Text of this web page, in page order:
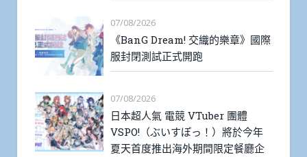
07/08/2026
《BanG Dream! 交織的樂章》國際
服封閉測試正式開跑
07/08/2026
日本超人氣 電競 VTuber 團體
VSPO!（ぶいすぽっ！）將於今年
夏天首度推出海外期間限定餐廳企